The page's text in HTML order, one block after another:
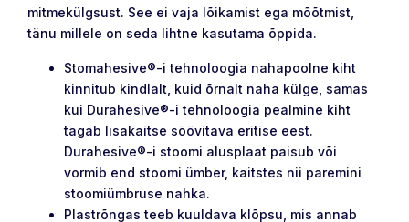
mitmekülgsust. See ei vaja lõikamist ega mõõtmist,
tänu millele on seda lihtne kasutama õppida.
Stomahesive®-i tehnoloogia nahapoolne kiht
kinnitub kindlalt, kuid õrnalt naha külge, samas
kui Durahesive®-i tehnoloogia pealmine kiht
tagab lisakaitse söövitava eritise eest.
Durahesive®-i stoomi alusplaat paisub või
vormib end stoomi ümber, kaitstes nii paremini
stoomiümbruse nahka.
Plastrõngas teeb kuuldava klõpsu, mis annab